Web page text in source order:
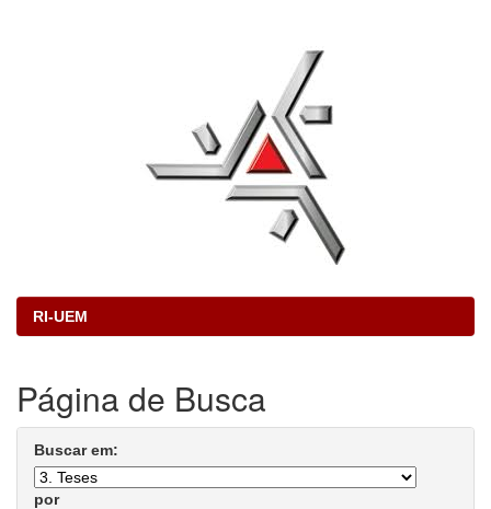
RI-UEM
Página de Busca
Buscar em:
por